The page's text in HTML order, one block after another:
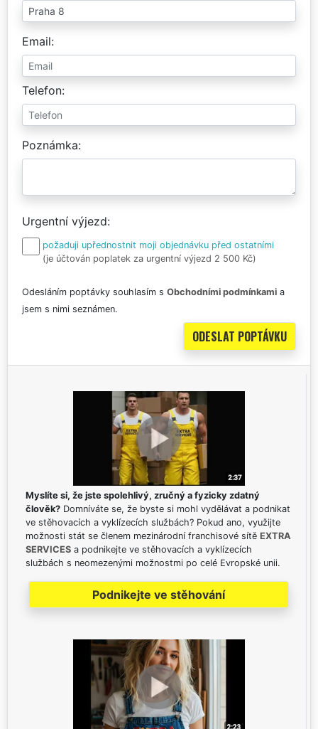
Email
Telefon
Poznámka
Urgentní výjezd
požaduji upřednostnit moji objednávku před ostatními
(je účtován poplatek za urgentní výjezd 2 500 Kč)
Odesláním poptávky souhlasím s Obchodními podmínkami a
jsem s nimi seznámen.
Myslíte si, že jste spolehlivý, zručný a fyzicky zdatný
člověk? Domníváte se, že byste si mohl vydělávat a podnikat
ve stěhovacích a vyklízecích službách? Pokud ano, využijte
možnosti stát se členem mezinárodní franchisové sítě EXTRA
SERVICES a podnikejte ve stěhovacích a vyklízecích
službách s neomezenými možnostmi po celé Evropské unii.
Podnikejte ve stěhování